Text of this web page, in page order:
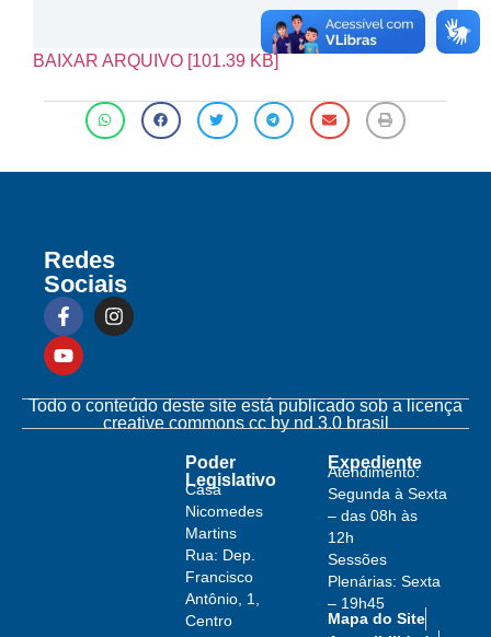
BAIXAR ARQUIVO [101.39 KB]
Redes
Sociais
Todo o conteúdo deste site está publicado sob a licença
creative commons cc by nd 3.0 brasil
Poder
Legislativo
Casa
Nicomedes
Martins
Rua: Dep.
Francisco
Antônio, 1,
Centro
Expediente
Atendimento:
Segunda à Sexta
– das 08h às
12h
Sessões
Plenárias: Sexta
– 19h45
Mapa do Site